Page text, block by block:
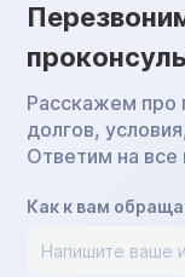
Расскажем про
долгов,
Ответим на
Как к вам